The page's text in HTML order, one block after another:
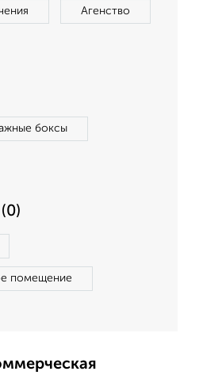
Агенство
боксы
помещение